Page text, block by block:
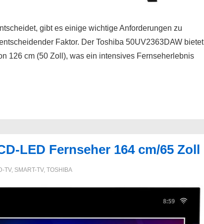
gibt es einige wichtige Anforderungen zu
Faktor. Der Toshiba 50UV2363DAW bietet
126 cm (50 Zoll), was ein intensives Fernseherlebnis
LED Fernseher 164 cm/65 Zoll
TV, SMART-TV, TOSHIBA